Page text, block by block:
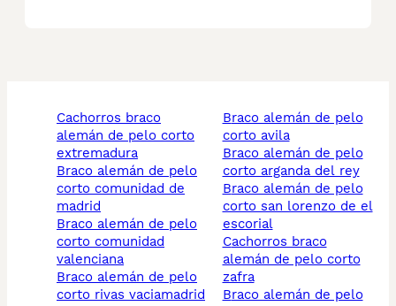
cachorros braco
alemán de pelo corto
extremadura
braco alemán de pelo
corto comunidad de
madrid
braco alemán de pelo
corto comunidad
valenciana
braco alemán de pelo
corto rivas vaciamadrid
braco alemán de pelo
corto avila
braco alemán de pelo
corto arganda del rey
braco alemán de pelo
corto san lorenzo de el
escorial
cachorros braco
alemán de pelo corto
zafra
braco alemán de pelo